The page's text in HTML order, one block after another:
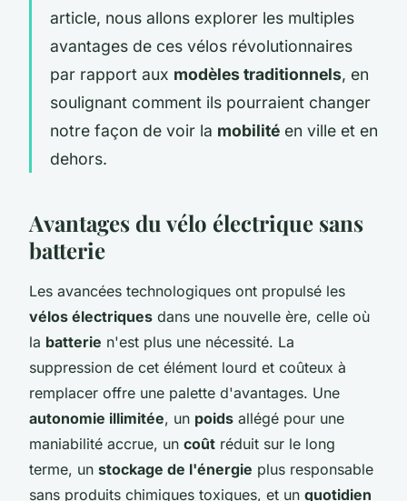
article, nous allons explorer les multiples
avantages de ces vélos révolutionnaires
par rapport aux modèles traditionnels, en
soulignant comment ils pourraient changer
notre façon de voir la mobilité en ville et en
dehors.
Avantages du vélo électrique sans
batterie
Les avancées technologiques ont propulsé les
vélos électriques dans une nouvelle ère, celle où
la batterie n'est plus une nécessité. La
suppression de cet élément lourd et coûteux à
remplacer offre une palette d'avantages. Une
autonomie illimitée, un poids allégé pour une
maniabilité accrue, un coût réduit sur le long
terme, un stockage de l'énergie plus responsable
sans produits chimiques toxiques, et un quotidien